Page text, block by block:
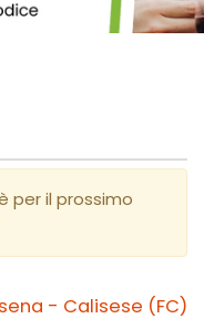
per il prossimo
- Calisese (FC)